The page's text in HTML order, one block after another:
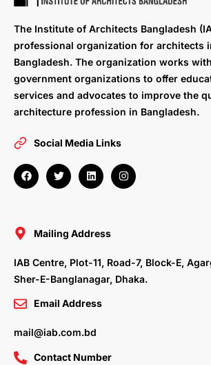
The Institute of Architects Bangladesh
professional organization for architects
Bangladesh. The organization works
government organizations to offer
services and advocates to improve the
architecture profession in Bangladesh.
Social Media Links
F
a
c
o
T
w
i
r
L
i
n
i
n
I
n
s
Mailing Address
IAB Centre, Plot-11, Road-7, Block-E,
Sher-E-Banglanagar, Dhaka.
Email Address
mail@iab.com.bd
Contact Number